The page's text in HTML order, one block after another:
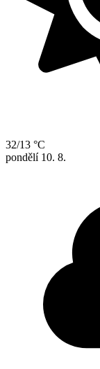
32/13 °C
pondělí 10. 8.